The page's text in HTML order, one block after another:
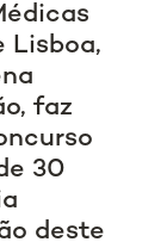
Lisboa,
faz
30
deste